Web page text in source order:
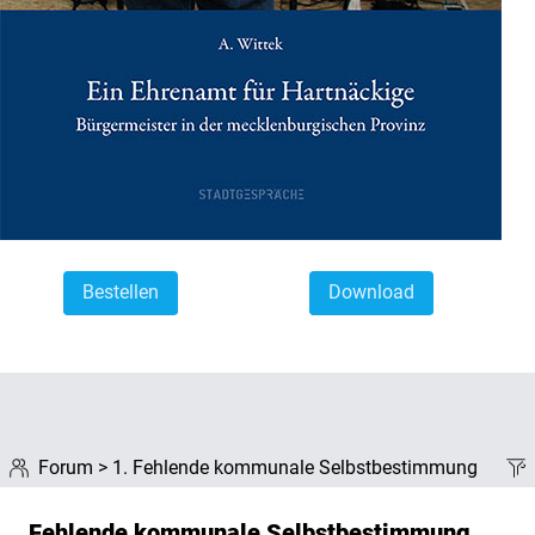
Bestellen Download
Forum > 1. Fehlende kommunale Selbstbestimmung